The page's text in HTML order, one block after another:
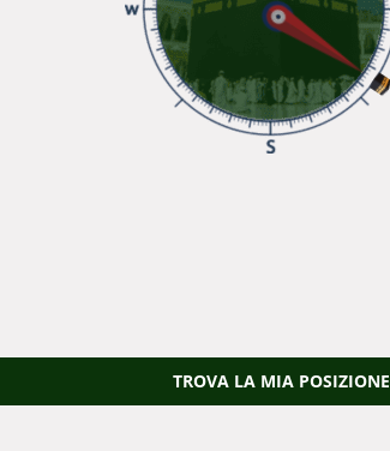
TROVA LA MIA POSIZIONE